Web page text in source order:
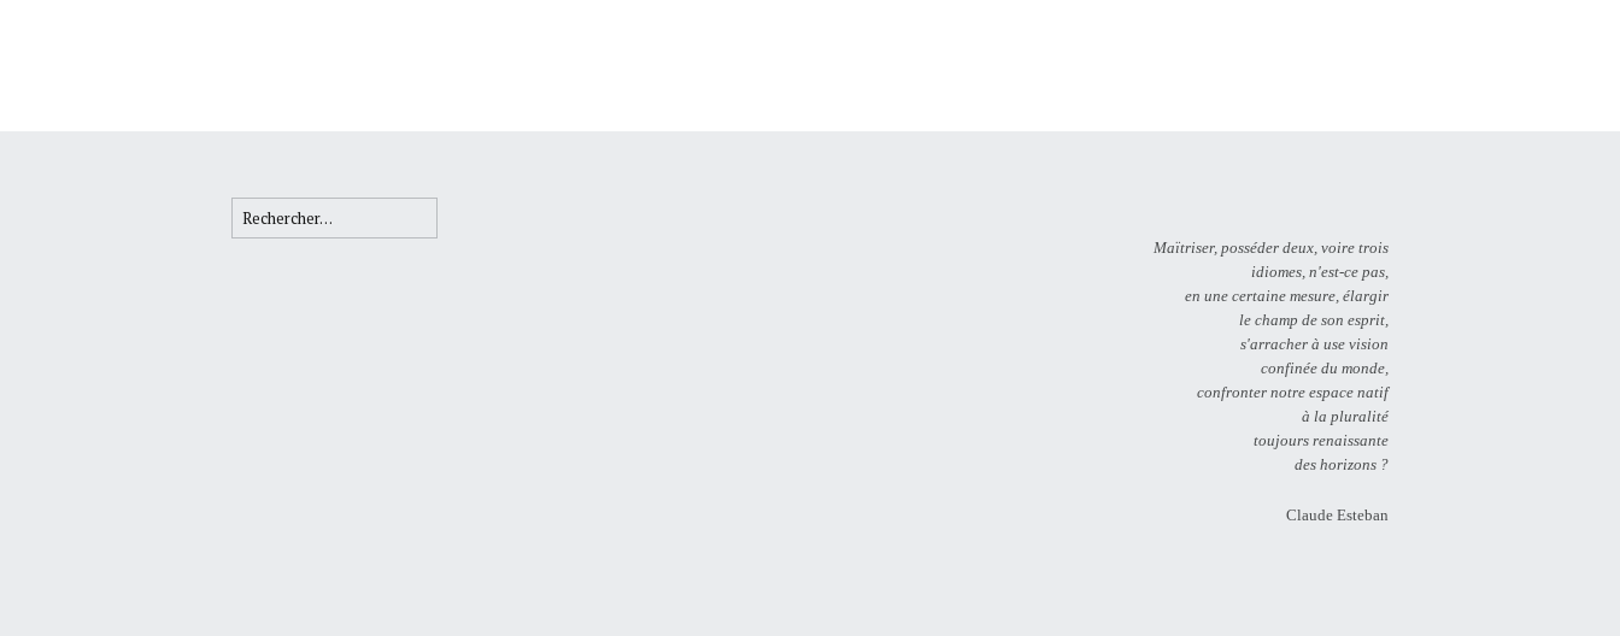
Rechercher :
Maïtriser, posséder deux, voire trois
idiomes, n'est-ce pas,
en une certaine mesure, élargir
le champ de son esprit,
s'arracher à use vision
confinée du monde,
confronter notre espace natif
à la pluralité
toujours renaissante
des horizons ?
Claude Esteban